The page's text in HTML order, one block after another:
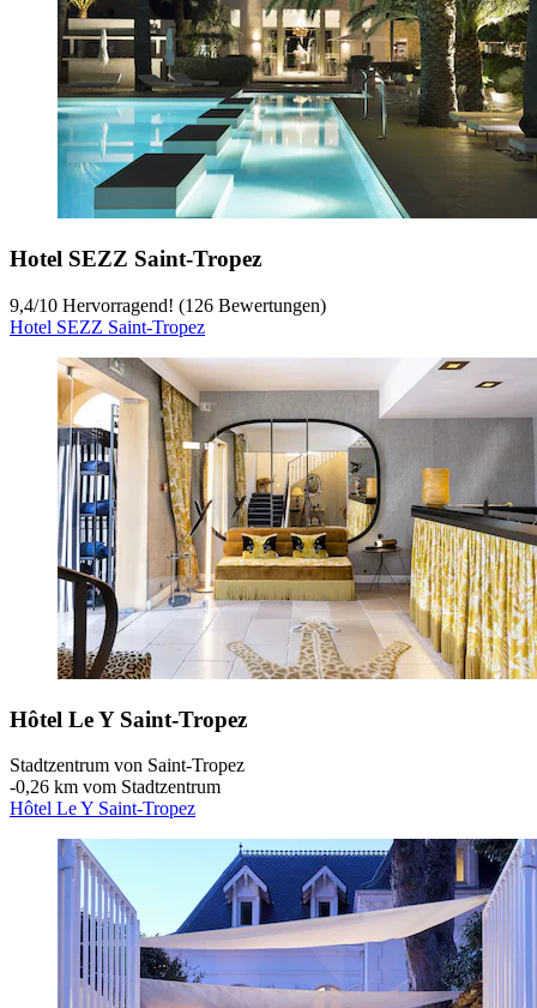
Hotel SEZZ Saint-Tropez
9,4/10 Hervorragend! (126 Bewertungen)
Hotel SEZZ Saint-Tropez
Hôtel Le Y Saint-Tropez
Stadtzentrum von Saint-Tropez
‐0,26 km vom Stadtzentrum
Hôtel Le Y Saint-Tropez